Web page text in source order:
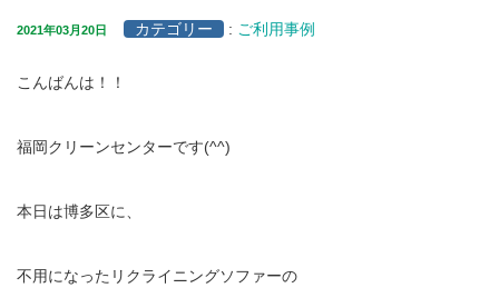
2021年03月20日 カテゴリー : ご利用事例
こんばんは！！
福岡クリーンセンターです(^^)
本日は博多区に、
不用になったリクライニングソファーの